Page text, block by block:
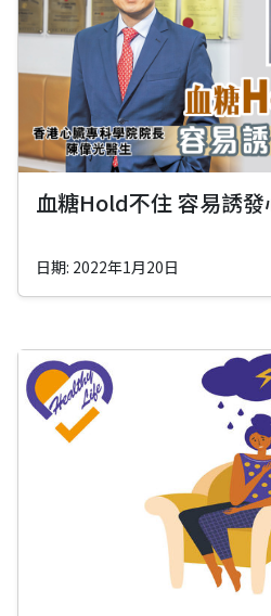
血糖Hold不住 容易誘發
日期: 2022年1月20日